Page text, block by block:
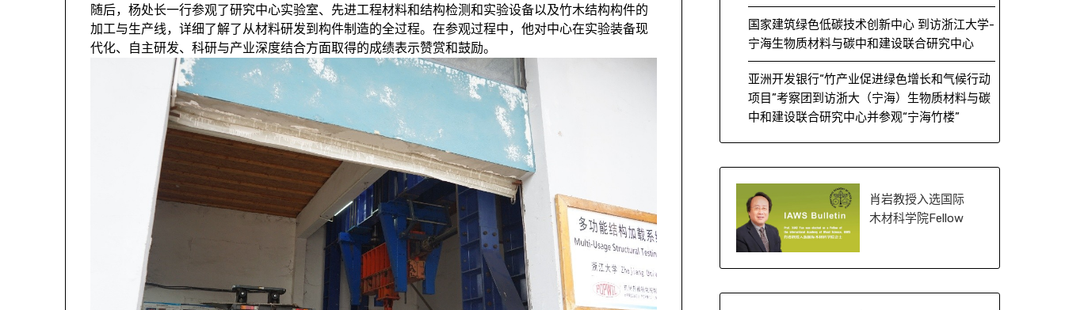
随后，杨处长一行参观了研究中心实验室、先进工程材料和结构检测和实验设备以及竹木结构构件的
加工与生产线，详细了解了从材料研发到构件制造的全过程。在参观过程中，他对中心在实验装备现
代化、自主研发、科研与产业深度结合方面取得的成绩表示赞赏和鼓励。
国家建筑绿色低碳技术创新中心 到访浙江大学-
宁海生物质材料与碳中和建设联合研究中心
亚洲开发银行“竹产业促进绿色增长和气候行动
项目”考察团到访浙大（宁海）生物质材料与碳
中和建设联合研究中心并参观“宁海竹楼”
肖岩教授入选国际
木材科学院Fellow